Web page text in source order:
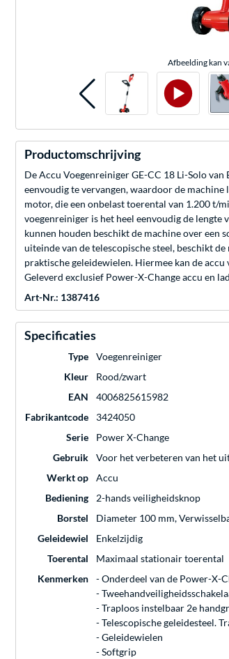
Afbeelding kan
Productomschrijving
De Accu Voegenreiniger GE-CC 18 Li-Solo
eenvoudig te vervangen, waardoor de
motor, die een onbelast toerental van 1.200 t/
voegenreiniger is het heel eenvoudig de
kunnen houden beschikt de machine over een
uiteinde van de telescopische steel, beschikt
praktische geleidewielen. Hiermee kan de
Geleverd exclusief Power-X-Change accu en
Art-Nr.: 1387416
Specificaties
Type
Voegenreiniger
Kleur
Rood/zwart
EAN
4006825615982
Fabrikantcode
3424050
Serie
Power X-Change
Gebruik
Voor het verbeteren van het
Werkt op
Accu
Bediening
2-hands veiligheidsknop
Borstel
Diameter 100 mm,
Geleidewiel
Enkelzijdig
Toerental
Maximaal stationair toerental
Kenmerken
- Onderdeel van de Power-X-
-
- Traploos instelbaar 2e
- Telescopische geleidesteel.
- Geleidewielen
- Softgrip